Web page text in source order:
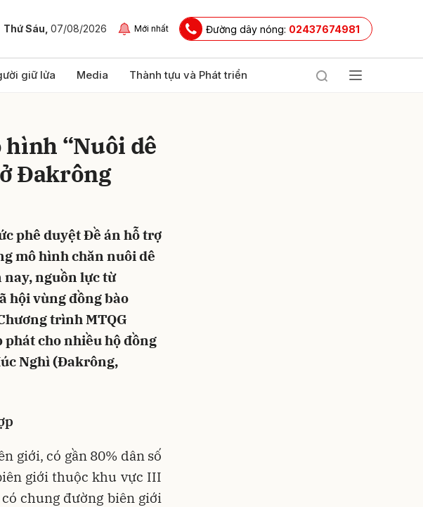
Thứ Sáu, 07/08/2026 Mới nhất Đường dây nóng: 02437674981
giữ lửa Media Thành tựu và Phát triển
“Nuôi dê
Đakrông
phê duyệt Đề án hỗ trợ
mô hình chăn nuôi dê
nay, nguồn lực từ
hội vùng đồng bào
trình MTQG
phát cho nhiều hộ đồng
Nghì (Đakrông,
giới, có gần 80% dân số
giới thuộc khu vực III
có chung đường biên giới
Hủy Gửi